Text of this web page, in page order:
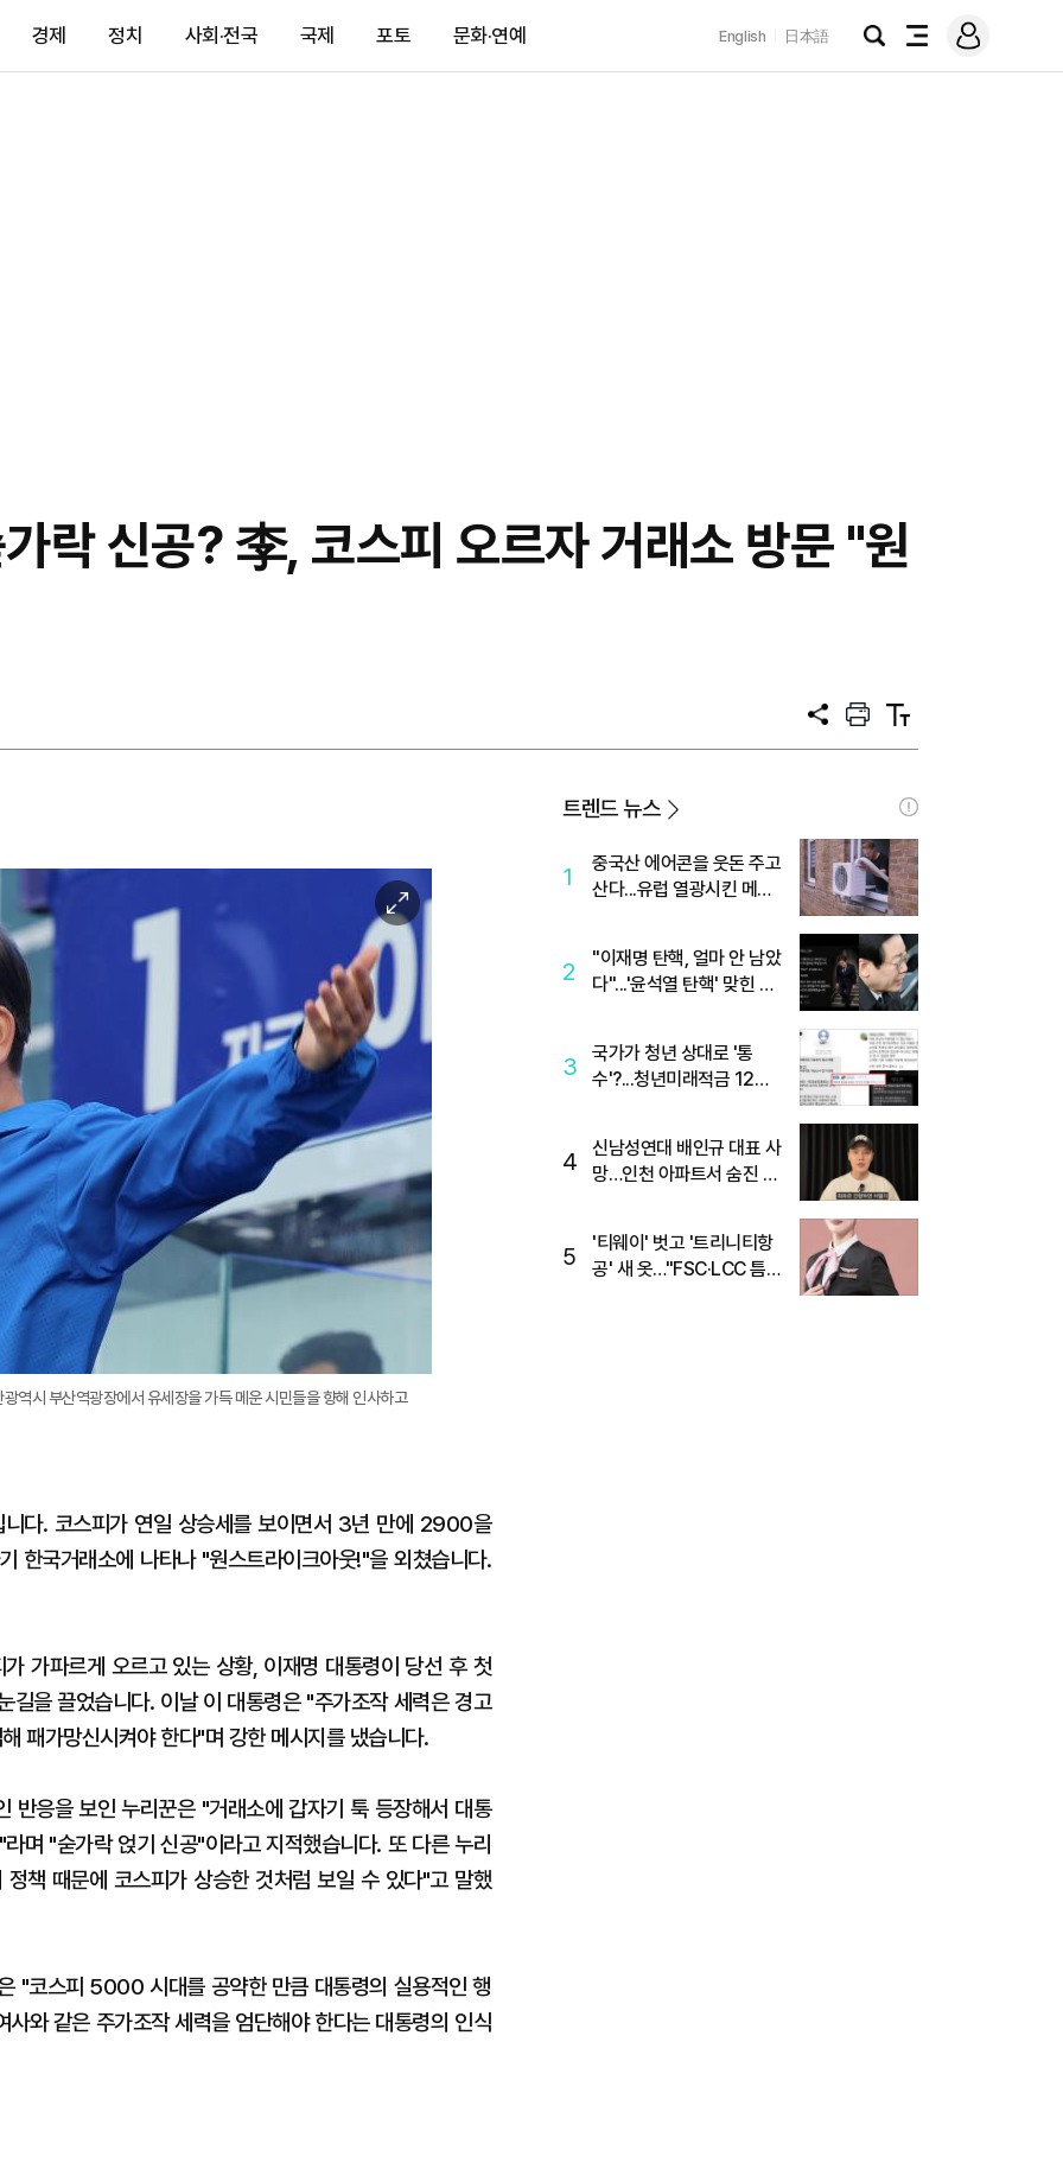
경제 정치 사회·전국 국제 포토 문화·연예 English 日本語
검
전
메
그
락 신공? 李, 코스피 오르자 거래소 방문 "원
공
프
트
텍
트
이
미
지
확
대
역시 부산역광장에서 유세장을 가득 메운 시민들을 향해 인사하고
다. 코스피가 연일 상승세를 보이면서 3년 만에 2900을
한국거래소에 나타나 "원스트라이크아웃!"을 외쳤습니다.
가파르게 오르고 있는 상황, 이재명 대통령이 당선 후 첫
길을 끌었습니다. 이날 이 대통령은 "주가조작 세력은 경고
패가망신시켜야 한다"며 강한 메시지를 냈습니다.
반응을 보인 누리꾼은 "거래소에 갑자기 툭 등장해서 대통
며 "숟가락 얹기 신공"이라고 지적했습니다. 또 다른 누리
책 때문에 코스피가 상승한 것처럼 보일 수 있다"고 말했
"코스피 5000 시대를 공약한 만큼 대통령의 실용적인 행
와 같은 주가조작 세력을 엄단해야 한다는 대통령의 인식
트렌드 뉴스
1
중국산 에어콘을 웃돈 주고
산다...유럽 열광시킨 메이
2
"이재명 탄핵, 얼마 안 남았
다"...'윤석열 탄핵' 맞힌 무
3
국가가 청년 상대로 '통
수'?...청년미래적금 12%
4
신남성연대 배인규 대표 사
망…인천 아파트서 숨진 채
5
'티웨이' 벗고 '트리니티항
공' 새 옷…"FSC·LCC 틈